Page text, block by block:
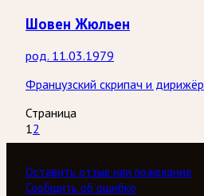
Шовен Жюльен
род. 11.03.1979
Французский скрипач и дирижёр
Страница
12
Оставить отзыв или пожелание
Сообщить об ошибке